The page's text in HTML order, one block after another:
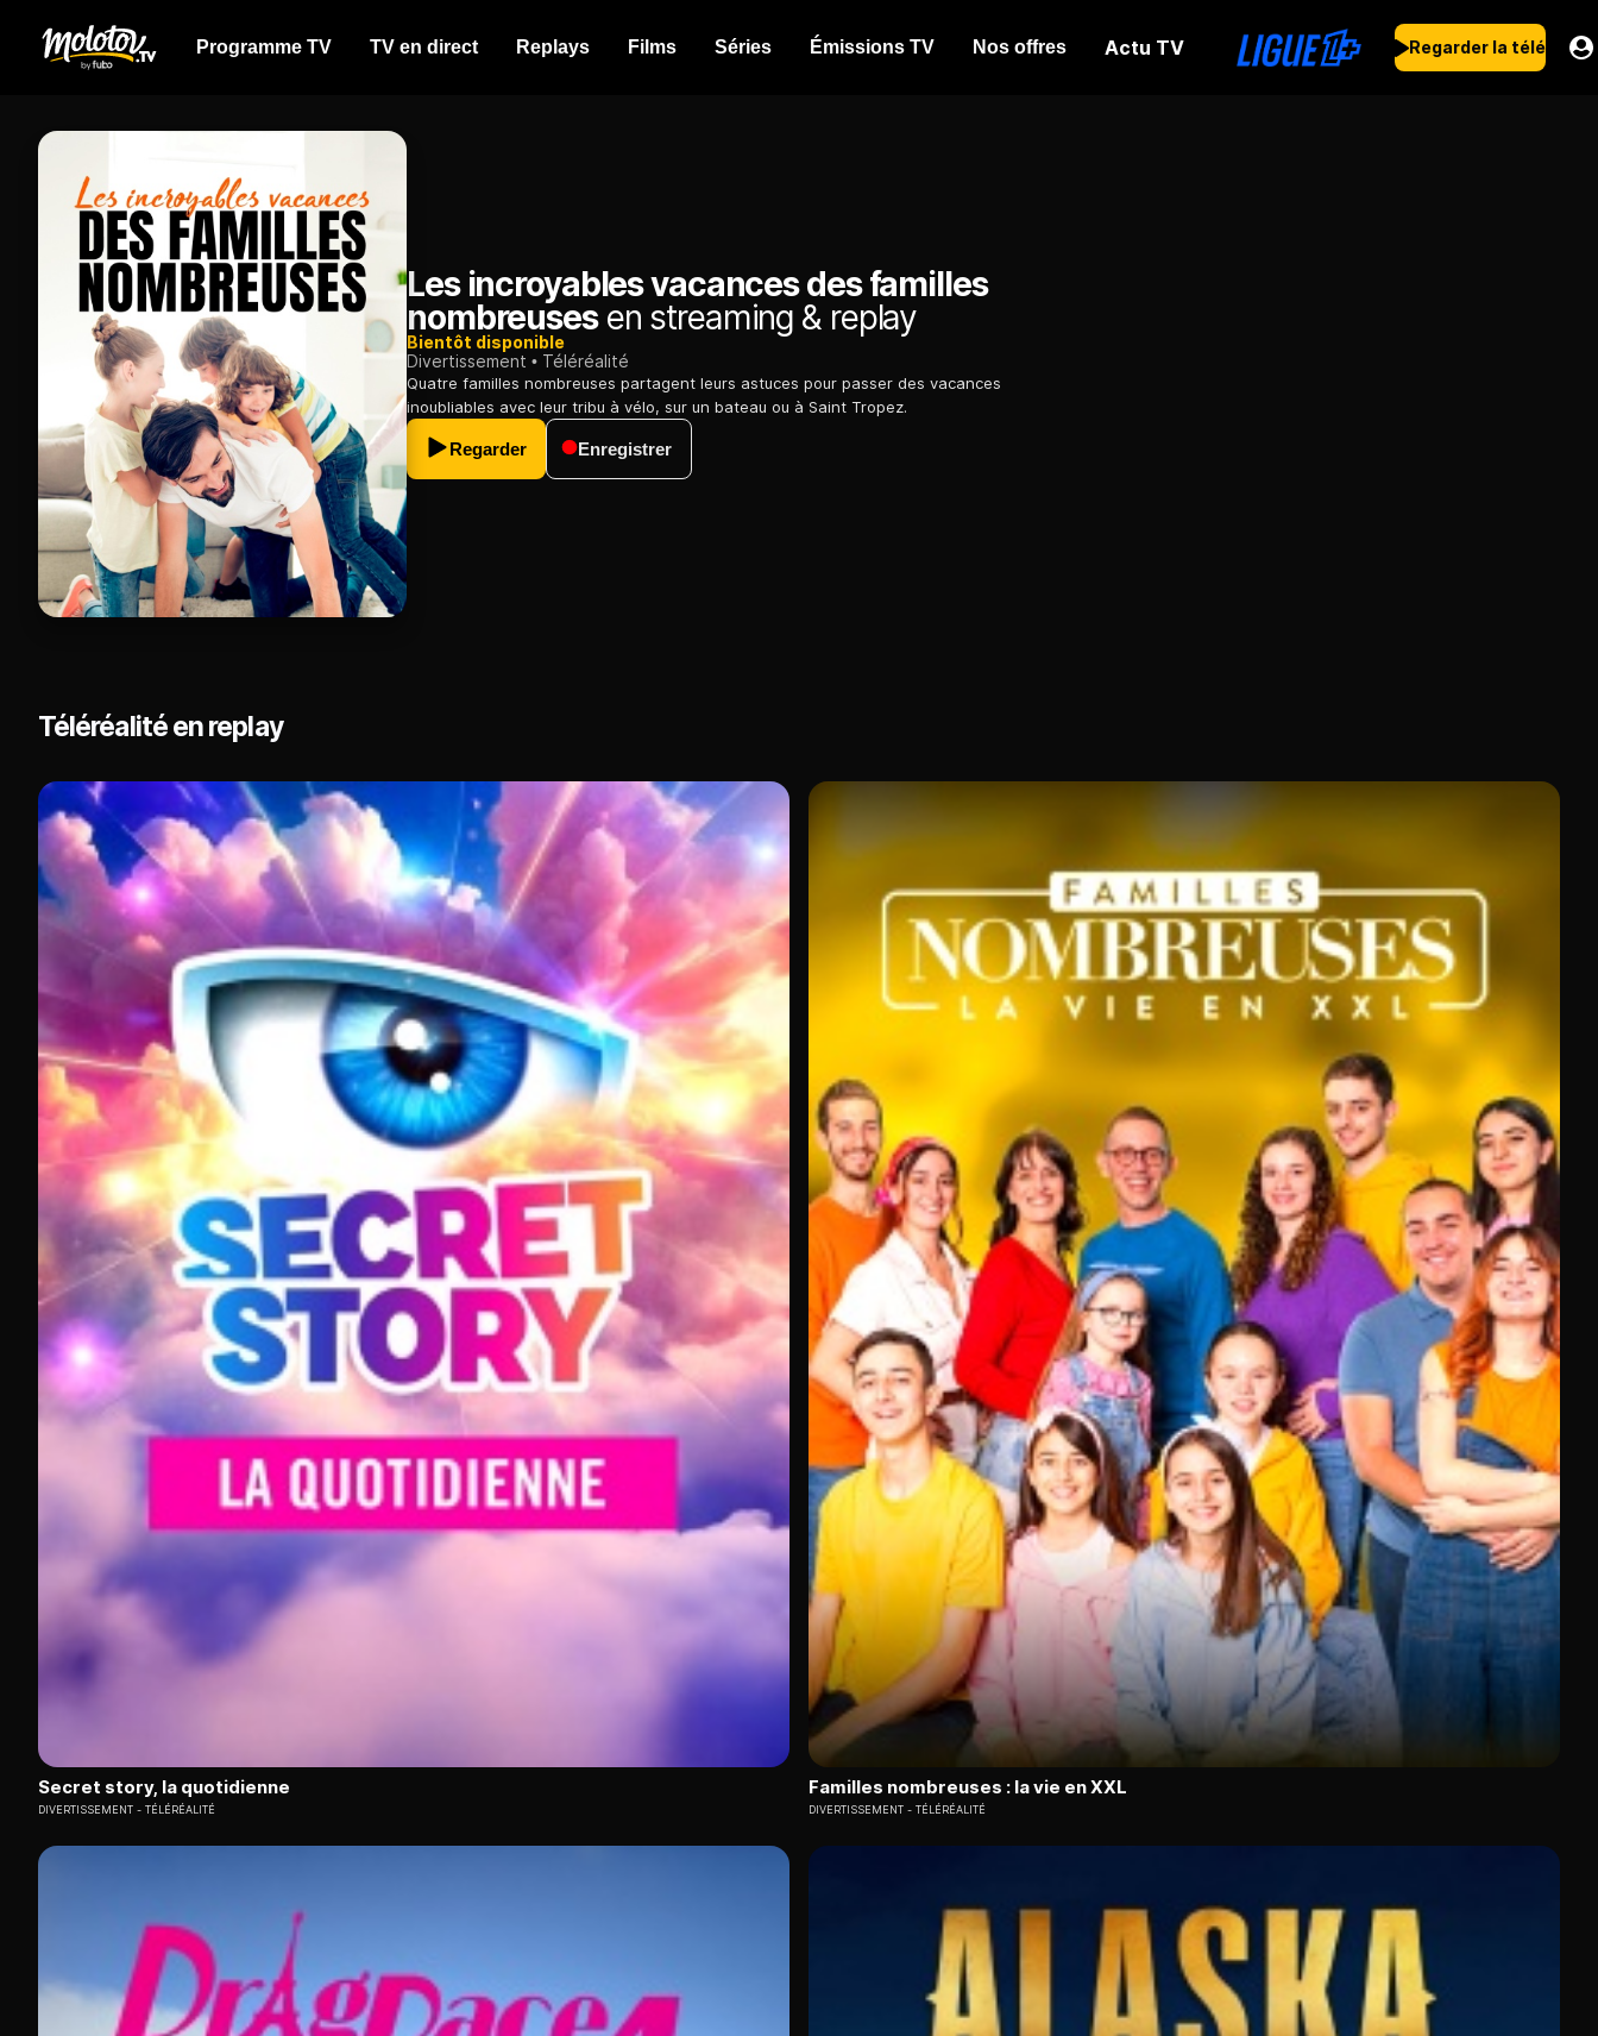
Programme TV TV en direct Replays Films Séries Émissions TV Nos offres Actu TV Regarder la télé
Les incroyables vacances des familles
nombreusesen streaming & replay
Bientôt disponible
Divertissement
Téléréalité
Quatre familles nombreuses partagent leurs astuces pour passer des vacances
inoubliables avec leur tribu à vélo, sur un bateau ou à Saint Tropez.
Regarder Enregistrer
Téléréalité en replay
Secret story, la quotidienne
DIVERTISSEMENT TÉLÉRÉALITÉ
Familles nombreuses : la vie en XXL
DIVERTISSEMENT TÉLÉRÉALITÉ